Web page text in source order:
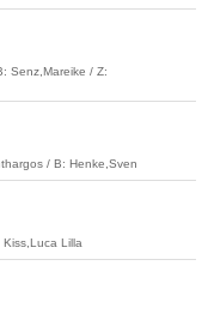
Senz,Mareike / Z:
/ B: Henke,Sven
Lilla